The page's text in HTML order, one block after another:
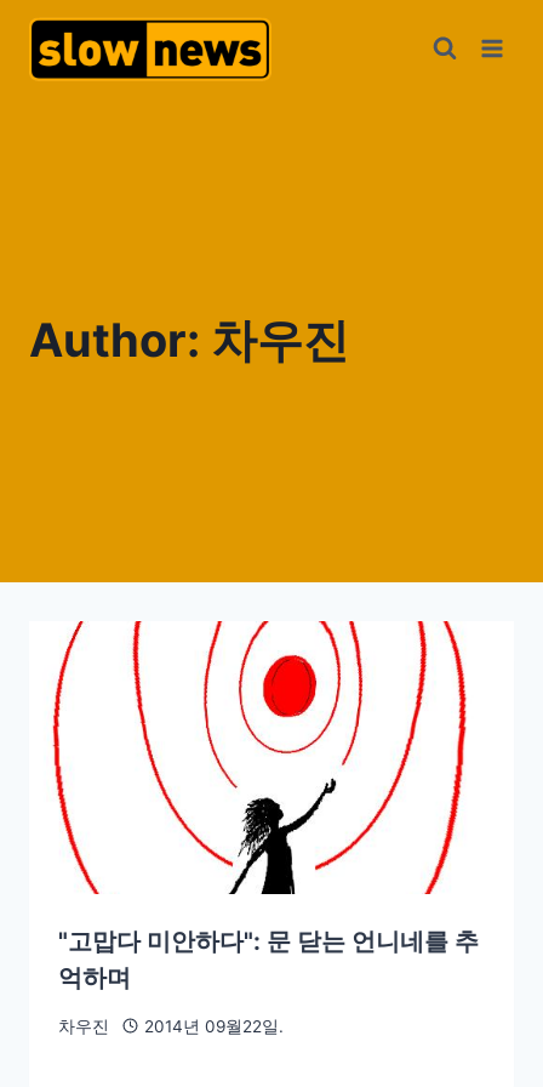
Author: 차우진
"고맙다 미안하다": 문 닫는 언니네를 추
억하며
차우진 2014년 09월22일.